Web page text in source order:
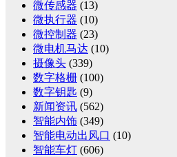
微传感器 (13)
微执行器 (10)
微控制器 (23)
微电机马达 (10)
摄像头 (339)
数字格栅 (100)
数字钥匙 (9)
新闻资讯 (562)
智能内饰 (349)
智能电动出风口 (10)
智能车灯 (606)